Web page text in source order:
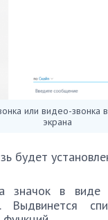
или видео-звонка
экрана
будет
значок в виде
Выдвинется